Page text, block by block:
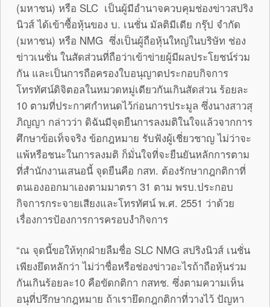
(มหาชน) หรือ SLC เป็นผู้มีอำนาจควบคุมช่องข่าวสปริง
นิวส์ ได้เข้าซื้อหุ้นของ บ. เนชั่น มัลติมีเดีย กรุ๊ป จำกัด
(มหาชน) หรือ NMG ซึ่งเป็นผู้ถือหุ้นใหญ่ในบริษัท ช่อง
ข่าวเนชั่น ในสัดส่วนที่ถือว่าเข้าข่ายผู้มีผลประโยชน์ร่วม
กัน และเป็นการถือครองใบอนุญาตประกอบกิจการ
โทรทัศน์ดิจิตอลในหมวดหมู่เดียวกันเกินสัดส่วน ร้อยละ
10 ตามที่ประกาศกำหนดไว้ก่อนการประมูล ซึ่งนางสาวสุ
ภิญญา กล่าวว่า ดิฉันมีจุดยืนการลงมติในใจแล้วจากการ
ศึกษาข้อเท็จจริง ข้อกฎหมาย รับฟังผู้เชี่ยวชาญ ไม่ว่าจะ
แพ้หรือชนะในการลงมติ ก็มั่นใจที่จะยืนยันหลักการตาม
ที่สำนักงานเสนอนี้ จุดยืนคือ กสท. ต้องรักษากฎกติกาที่
ตนเองออกมาเองตามมาตรา 31 ตาม พรบ.ประกอบ
กิจการกระจายเสียงและโทรทัศน์ พ.ศ. 2551 ว่าด้วย
เรื่องการป้องการการครอบงำกิจการ
“ณ จุดนี้ขอให้ทุกฝ่ายลืมชื่อ SLC NMG สปริงนิวส์ เนชั่น
เพียงยึดหลักว่า ไม่ว่าชื่อหรือช่องข่าวอะไรถ้าถือหุ้นร่วม
กันเกินร้อยละ10 คือขัดกติกา กสทช. ซึ่งตามความเห็น
อนุที่ปรึกษากฎหมาย ถ้าเรายึดกฎกติกาที่วางไว้ ปัญหา